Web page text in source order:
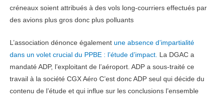
créneaux soient attribués à des vols long-courriers effectués par
des avions plus gros donc plus polluants
L’association dénonce également une absence d’impartialité
dans un volet crucial du PPBE : l’étude d’impact. La DGAC a
mandaté ADP, l’exploitant de l’aéroport. ADP a sous-traité ce
travail à la société CGX Aéro C’est donc ADP seul qui décide du
contenu de l’étude et qui influe sur les conclusions l’ensemble